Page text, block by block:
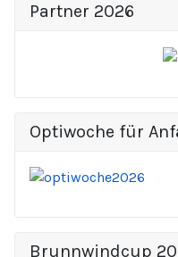
Partner 2026
Optiwoche für
Brunnwindcup